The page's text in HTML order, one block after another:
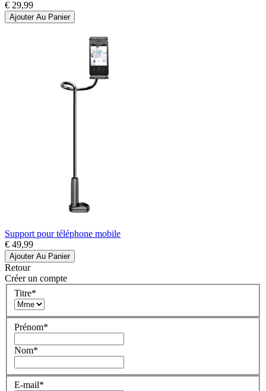
€ 29,99
Ajouter Au Panier
Support pour téléphone mobile
€ 49,99
Ajouter Au Panier
Retour
Créer un compte
Titre*
Prénom*
Nom*
E-mail*